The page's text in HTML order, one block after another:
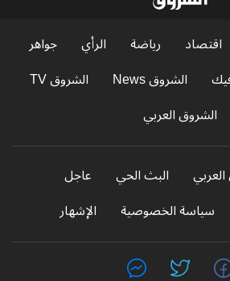
اقتصاد رياضة الرأي
جواهر
الشروق News
الشروق TV
الشروق العربي
البث الحي
عاجل
سياسة الخصوصية الإشهار